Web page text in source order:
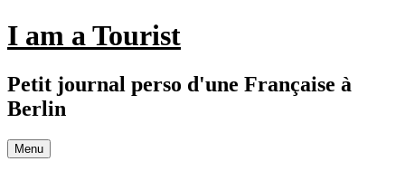
Aller
au
I am a Tourist
Petit journal perso d'une Française à
Berlin
Menu